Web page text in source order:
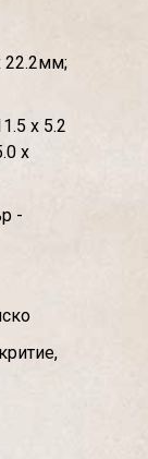
22.2мм;
х 5.2
х
-